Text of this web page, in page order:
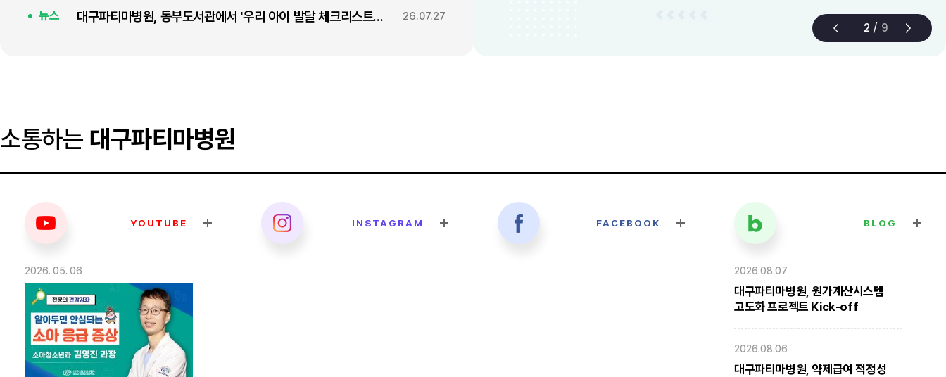
뉴스 대구파티마병원, 동부도서관에서 '우리 아이 발달 체크리스트' 건강강좌 진행 26.07.27
3 / 9
소통하는 대구파티마병원
YOUTUBE
2026. 05. 06
INSTAGRAM FACEBOOK BLOG
2026.08.07
대구파티마병원, 원가계산시스템
고도화 프로젝트 Kick-off
2026.08.06
대구파티마병원, 약제급여 적정성